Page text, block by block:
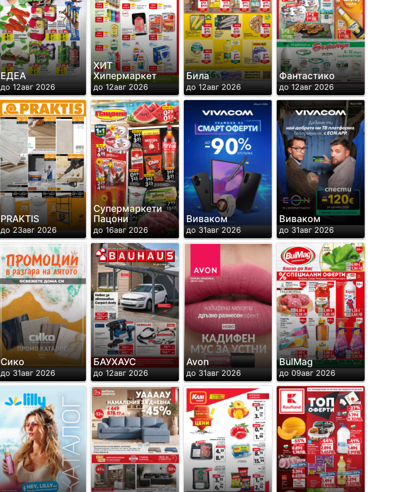
ЕДЕА
до 12авг 2026
ХИТ
Хипермаркет
до 12авг 2026
Била
до 12авг 2026
Фантастико
до 12авг 2026
PRAKTIS
до 23авг 2026
Супермаркети
Пацони
до 16авг 2026
Виваком
до 31авг 2026
Виваком
до 31авг 2026
Сико
до 31авг 2026
БАУХАУС
до 12авг 2026
Avon
до 31авг 2026
BulMag
до 09авг 2026